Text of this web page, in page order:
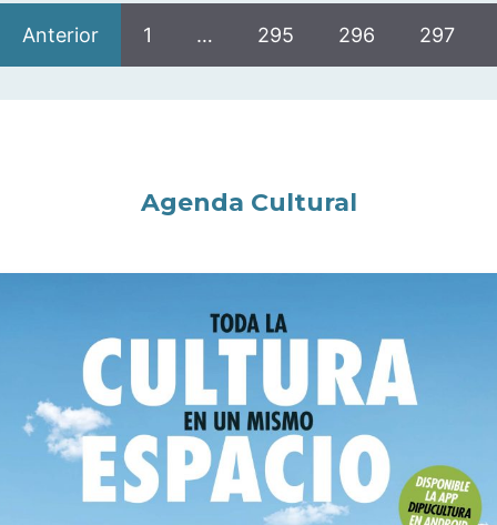
Anterior 1 … 295 296 297
Agenda Cultural